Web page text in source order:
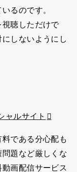
るのです。
聴しただけで
しないようにし
ャルサイト
である分心配も
題など厳しくな
画配信サービス